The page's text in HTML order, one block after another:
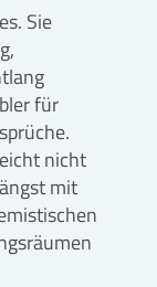
Sie
für
nicht
mit